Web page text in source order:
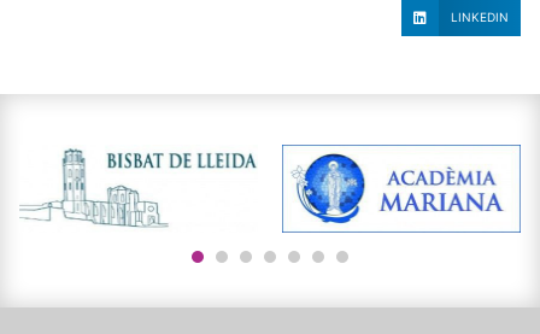
LINKEDIN